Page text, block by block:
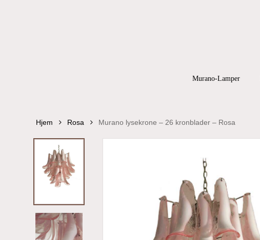
Murano-Lamper
Hjem Rosa Murano lysekrone – 26 kronblader – Rosa